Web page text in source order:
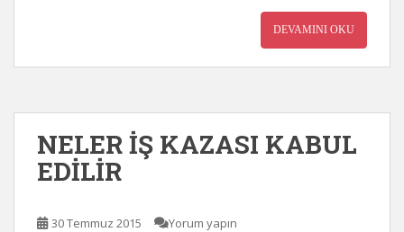
DEVAMINI OKU
NELER İŞ KAZASI KABUL
EDİLİR
30 Temmuz 2015 Yorum yapın